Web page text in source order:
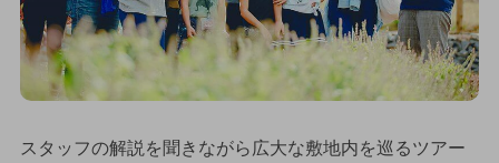
スタッフの解説を聞きながら広大な敷地内を巡るツアー